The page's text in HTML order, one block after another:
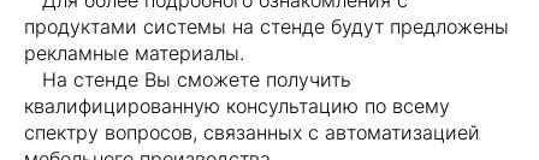
продуктами системы на стенде будут предложены
рекламные материалы.
На стенде Вы сможете получить
квалифицированную консультацию по всему
спектру вопросов, связанных с автоматизацией